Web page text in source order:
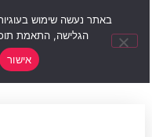
הגלישה, התאמת תוכן
אישור